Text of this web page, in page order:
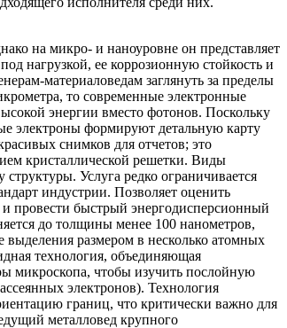
на микро- и наноуровне он представляет
нагрузкой, ее коррозионную стойкость и
материаловедам заглянуть за пределы
то современные электронные
энергии вместо фотонов. Поскольку
электроны формируют детальную карту
снимков для отчетов; это
кристаллической решетки. Виды
Услуга редко ограничивается
индустрии. Позволяет оценить
провести быстрый энергодисперсионный
до толщины менее 100 нанометров,
размером в несколько атомных
технология, объединяющая
микроскопа, чтобы изучить послойную
электронов). Технология
границ, что критически важно для
металловед крупного